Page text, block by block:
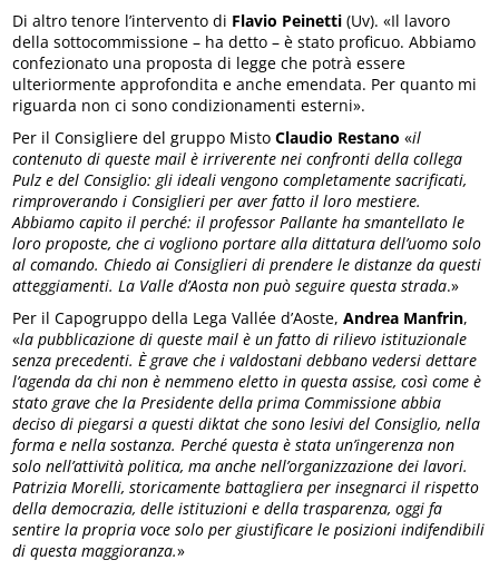
Di altro tenore l’intervento di Flavio Peinetti (Uv). «Il lavoro
della sottocommissione – ha detto – è stato proficuo. Abbiamo
confezionato una proposta di legge che potrà essere
ulteriormente approfondita e anche emendata. Per quanto mi
riguarda non ci sono condizionamenti esterni».
Per il Consigliere del gruppo MistoClaudio Restano «il
contenuto di queste mail è irriverente nei confronti della collega
Pulz e del Consiglio: gli ideali vengono completamente sacrificati,
rimproverando i Consiglieri per aver fatto il loro mestiere.
Abbiamo capito il perché: il professor Pallante ha smantellato le
loro proposte, che ci vogliono portare alla dittatura dell’uomo solo
al comando. Chiedo ai Consiglieri di prendere le distanze da questi
atteggiamenti. La Valle d’Aosta non può seguire questa strada.»
Per il Capogruppo della Lega Vallée d’Aoste,Andrea Manfrin,
«la pubblicazione di queste mail è un fatto di rilievo istituzionale
senza precedenti. È grave che i valdostani debbano vedersi dettare
l’agenda da chi non è nemmeno eletto in questa assise, così come è
stato grave che la Presidente della prima Commissione abbia
deciso di piegarsi a questi diktat che sono lesivi del Consiglio, nella
forma e nella sostanza. Perché questa è stata un’ingerenza non
solo nell’attività politica, ma anche nell’organizzazione dei lavori.
Patrizia Morelli, storicamente battagliera per insegnarci il rispetto
della democrazia, delle istituzioni e della trasparenza, oggi fa
sentire la propria voce solo per giustificare le posizioni indifendibili
di questa maggioranza.»